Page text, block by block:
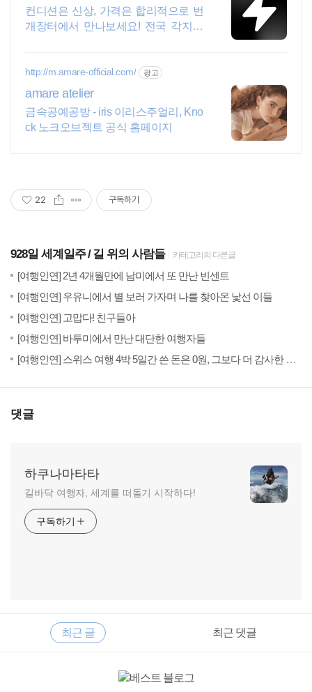
브랜드 중고거래
컨디션은 신상, 가격은 합리적으로 번
개장터에서 만나보세요! 전국 각지에
http://m.amare-official.com/ 광고
amare atelier
금속공예공방 - iris 이리스주얼리, Kno
ck 노크오브젝트 공식 홈페이지
22 구독하기
928일 세계일주 길 위의 사람들 카테고리의 다른글
[여행인연] 2년 4개월만에 남미에서 또 만난 빈센트
[여행인연] 우유니에서 별 보러 가자며 나를 찾아온 낯선 이들
[여행인연] 고맙다! 친구들아
[여행인연] 바투미에서 만난 대단한 여행자들
[여행인연] 스위스 여행 4박 5일간 쓴 돈은 0원, 그보다 더 감사한 만남
댓글
하쿠나마타타
길바닥 여행자, 세계를 떠돌기 시작하다!
구독하기
RECENTLY
최근 글 최근 댓글